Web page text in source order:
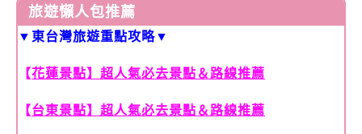
旅遊懶人包推薦
▼ 東台灣旅遊重點攻略▼
【花蓮景點】超人氣必去景點＆路線推薦
【台東景點】超人氣必去景點＆路線推薦